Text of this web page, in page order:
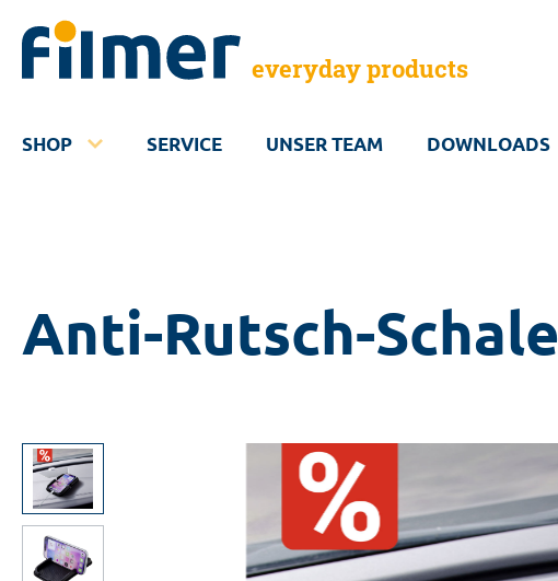
everyday products
SHOP SERVICE UNSER TEAM DOWNLOADS
Anti-Rutsch-Schale